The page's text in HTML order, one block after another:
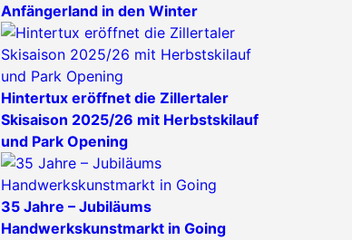
Anfängerland in den Winter
Hintertux eröffnet die Zillertaler
Skisaison 2025/26 mit Herbstskilauf
und Park Opening
35 Jahre – Jubiläums
Handwerkskunstmarkt in Going